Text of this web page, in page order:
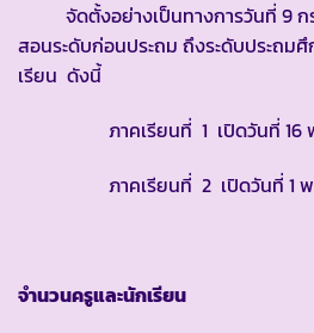
จัดตั้งอย่างเป็นทางการวันที่ 9 กร
สอนระดับก่อนประถม ถึงระดับประถม
เรียน ดังนี้
ภาคเรียนที่ 1 เปิดวันที่ 16 พฤ
ภาคเรียนที่ 2 เปิดวันที่ 1 พฤศ
จำนวนครูและนักเรียน